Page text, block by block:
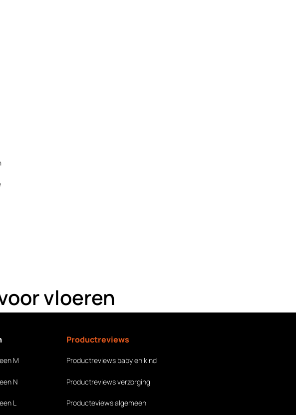
vloeren
M
N
L
Productreviews
Productreviews baby en kind
Productreviews verzorging
Producteviews algemeen